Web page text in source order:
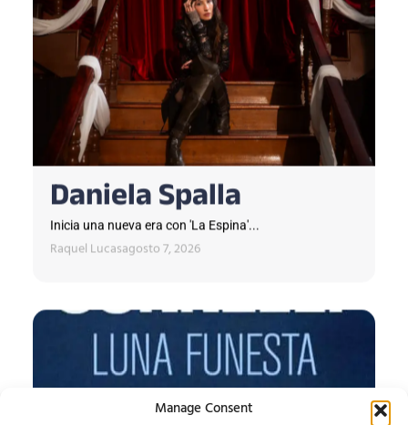
Manage Consent
Daniela Spalla
Inicia una nueva era con 'La Espina'...
Raquel Lucasagosto 7, 2026